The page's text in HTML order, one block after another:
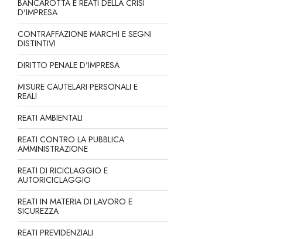
BANCAROTTA E REATI DELLA CRISI
D'IMPRESA
CONTRAFFAZIONE MARCHI E SEGNI
DISTINTIVI
DIRITTO PENALE D'IMPRESA
MISURE CAUTELARI PERSONALI E
REALI
REATI AMBIENTALI
REATI CONTRO LA PUBBLICA
AMMINISTRAZIONE
REATI DI RICICLAGGIO E
AUTORICICLAGGIO
REATI IN MATERIA DI LAVORO E
SICUREZZA
REATI PREVIDENZIALI